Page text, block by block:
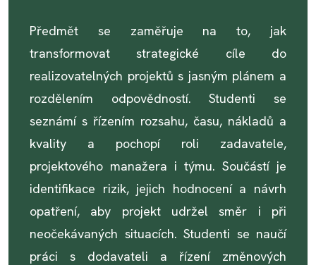
Předmět se zaměřuje na to, jak
transformovat strategické cíle do
realizovatelných projektů s jasným plánem a
rozdělením odpovědností. Studenti se
seznámí s řízením rozsahu, času, nákladů a
kvality a pochopí roli zadavatele,
projektového manažera i týmu. Součástí je
identifikace rizik, jejich hodnocení a návrh
opatření, aby projekt udržel směr i při
neočekávaných situacích. Studenti se naučí
práci s dodavateli a řízení změnových